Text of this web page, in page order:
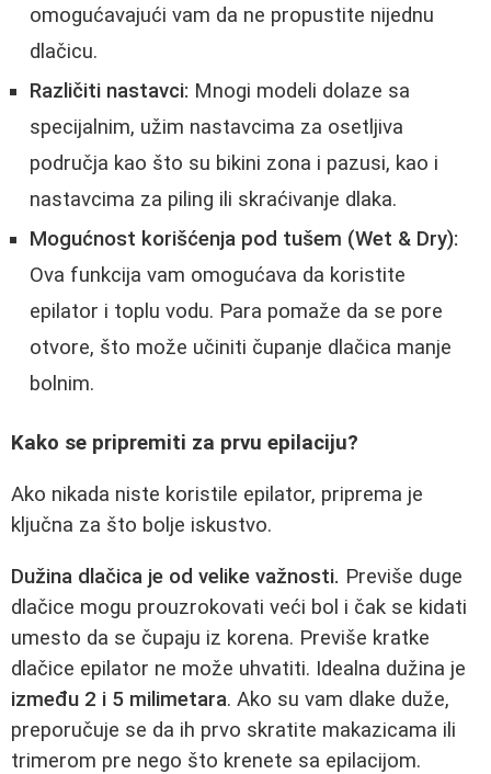
omogućavajući vam da ne propustite nijednu
dlačicu.
Različiti nastavci: Mnogi modeli dolaze sa
specijalnim, užim nastavcima za osetljiva
područja kao što su bikini zona i pazusi, kao i
nastavcima za piling ili skraćivanje dlaka.
Mogućnost korišćenja pod tušem (Wet & Dry):
Ova funkcija vam omogućava da koristite
epilator i toplu vodu. Para pomaže da se pore
otvore, što može učiniti čupanje dlačica manje
bolnim.
Kako se pripremiti za prvu epilaciju?
Ako nikada niste koristile epilator, priprema je
ključna za što bolje iskustvo.
Dužina dlačica je od velike važnosti. Previše duge
dlačice mogu prouzrokovati veći bol i čak se kidati
umesto da se čupaju iz korena. Previše kratke
dlačice epilator ne može uhvatiti. Idealna dužina je
između 2 i 5 milimetara. Ako su vam dlake duže,
preporučuje se da ih prvo skratite makazicama ili
trimerom pre nego što krenete sa epilacijom.